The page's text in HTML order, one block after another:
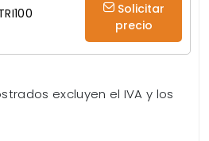
Solicitar
precio
excluyen el IVA y los